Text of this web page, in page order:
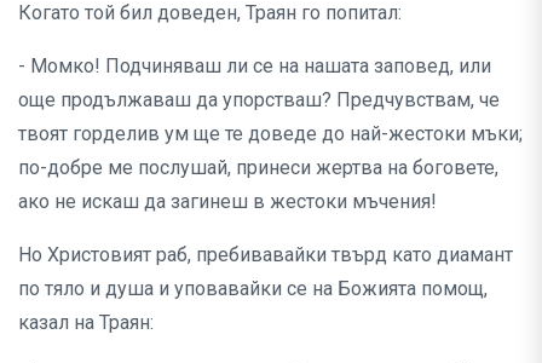
Когато той бил доведен, Траян го попитал:
- Момко! Подчиняваш ли се на нашата заповед, или
още продължаваш да упорстваш? Предчувствам, че
твоят горделив ум ще те доведе до най-жестоки мъки;
по-добре ме послушай, принеси жертва на боговете,
ако не искаш да загинеш в жестоки мъчения!
Но Христовият раб, пребивавайки твърд като диамант
по тяло и душа и уповавайки се на Божията помощ,
казал на Траян: